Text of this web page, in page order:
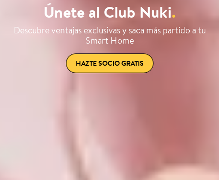
Únete al Club Nuki.
Descubre ventajas exclusivas y saca más partido a tu
Smart Home
HAZTE SOCIO GRATIS